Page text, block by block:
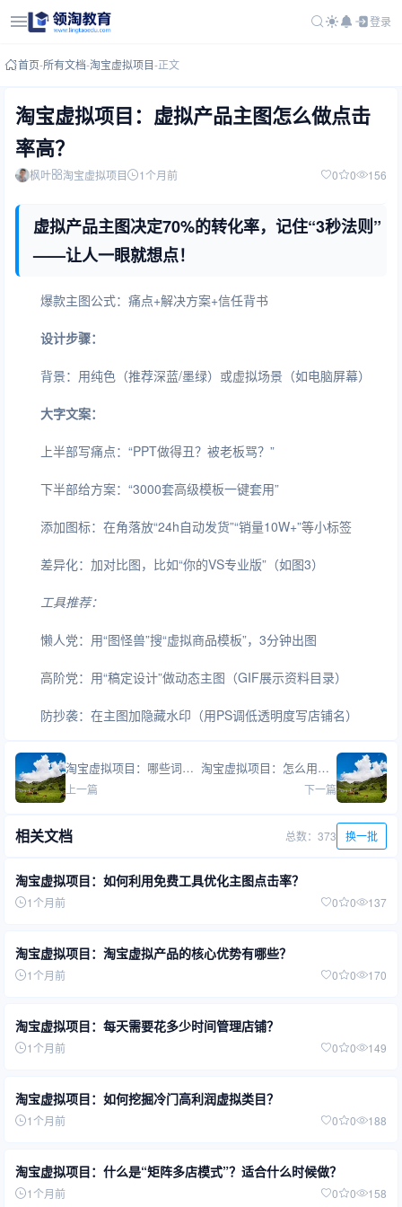
登录
首页-所有文档-淘宝虚拟项目-正文
淘宝虚拟项目：虚拟产品主图怎么做点击
率高？
枫叶 淘宝虚拟项目 1个月前 0 0 156
虚拟产品主图决定70%的转化率，记住“3秒法则”
——让人一眼就想点！
爆款主图公式：痛点+解决方案+信任背书
设计步骤：
背景：用纯色（推荐深蓝/墨绿）或虚拟场景（如电脑屏幕）
大字文案：
上半部写痛点：“PPT做得丑？被老板骂？”
下半部给方案：“3000套高级模板一键套用”
添加图标：在角落放“24h自动发货”“销量10W+”等小标签
差异化：加对比图，比如“你的VS专业版”（如图3）
工具推荐：
懒人党：用“图怪兽”搜“虚拟商品模板”，3分钟出图
高阶党：用“稿定设计”做动态主图（GIF展示资料目录）
防抄袭：在主图加隐藏水印（用PS调低透明度写店铺名）
淘宝虚拟项目：哪些词是淘宝违禁词？
上一篇
淘宝虚拟项目：怎么用小红书给淘宝店引流？
下一篇
相关文档 总数：373 换一批
淘宝虚拟项目：如何利用免费工具优化主图点击率？
1个月前 0 0 137
淘宝虚拟项目：淘宝虚拟产品的核心优势有哪些？
1个月前 0 0 170
淘宝虚拟项目：每天需要花多少时间管理店铺？
1个月前 0 0 149
淘宝虚拟项目：如何挖掘冷门高利润虚拟类目？
1个月前 0 0 188
淘宝虚拟项目：什么是“矩阵多店模式”？适合什么时候做？
1个月前 0 0 158